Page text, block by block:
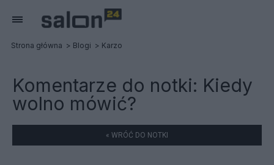
Strona główna Blogi Karzo
Komentarze do notki: Kiedy
wolno mówić?
« WRÓĆ DO NOTKI